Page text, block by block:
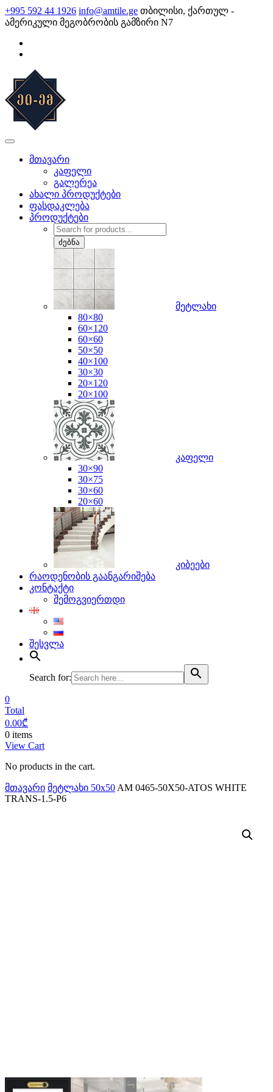
Skip
to
content
+995 592 44 1926 info@amtile.ge თბილისი, ქართულ -
ამერიკული მეგობრობის გამზირი N7
მთავარი
კაფელი
გალერეა
ახალი პროდუქტები
ფასდაკლება
პროდუქტები
Products
search
ძებნა
მეტლახი
80×80
60×120
60×60
50×50
40×100
30×30
20×120
20×100
კაფელი
30×90
30×75
30×60
20×60
კიბეები
რაოდენობის გაანგარიშება
კონტაქტი
შემოგვიერთდი
შესვლა
Search for:
0
Total
0.00₾
0 items
View Cart
No products in the cart.
მთავარი მეტლახი 50x50 AM 0465-50X50-ATOS WHITE
TRANS-1.5-P6